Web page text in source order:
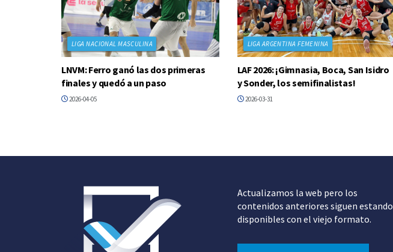
LIGA NACIONAL MASCULINA
LNVM: Ferro ganó las dos primeras
finales y quedó a un paso
2026-04-05
LIGA ARGENTINA FEMENINA
LAF 2026: ¡Gimnasia, Boca, San Isidro
y Sonder, los semifinalistas!
2026-03-31
Actualizamos la web pero los
contenidos anteriores siguen estando
disponibles con el viejo formato.